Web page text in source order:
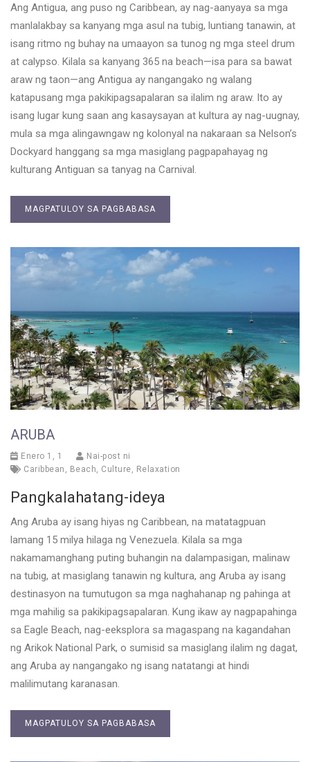
Ang Antigua, ang puso ng Caribbean, ay nag-aanyaya sa mga
manlalakbay sa kanyang mga asul na tubig, luntiang tanawin, at
isang ritmo ng buhay na umaayon sa tunog ng mga steel drum
at calypso. Kilala sa kanyang 365 na beach—isa para sa bawat
araw ng taon—ang Antigua ay nangangako ng walang
katapusang mga pakikipagsapalaran sa ilalim ng araw. Ito ay
isang lugar kung saan ang kasaysayan at kultura ay nag-uugnay,
mula sa mga alingawngaw ng kolonyal na nakaraan sa Nelson’s
Dockyard hanggang sa mga masiglang pagpapahayag ng
kulturang Antiguan sa tanyag na Carnival.
MAGPATULOY SA PAGBABASA
ARUBA
Enero 1, 1
Nai-post ni
Caribbean , Beach, Culture, Relaxation
Pangkalahatang-ideya
Ang Aruba ay isang hiyas ng Caribbean, na matatagpuan
lamang 15 milya hilaga ng Venezuela. Kilala sa mga
nakamamanghang puting buhangin na dalampasigan, malinaw
na tubig, at masiglang tanawin ng kultura, ang Aruba ay isang
destinasyon na tumutugon sa mga naghahanap ng pahinga at
mga mahilig sa pakikipagsapalaran. Kung ikaw ay nagpapahinga
sa Eagle Beach, nag-eeksplora sa magaspang na kagandahan
ng Arikok National Park, o sumisid sa masiglang ilalim ng dagat,
ang Aruba ay nangangako ng isang natatangi at hindi
malilimutang karanasan.
MAGPATULOY SA PAGBABASA